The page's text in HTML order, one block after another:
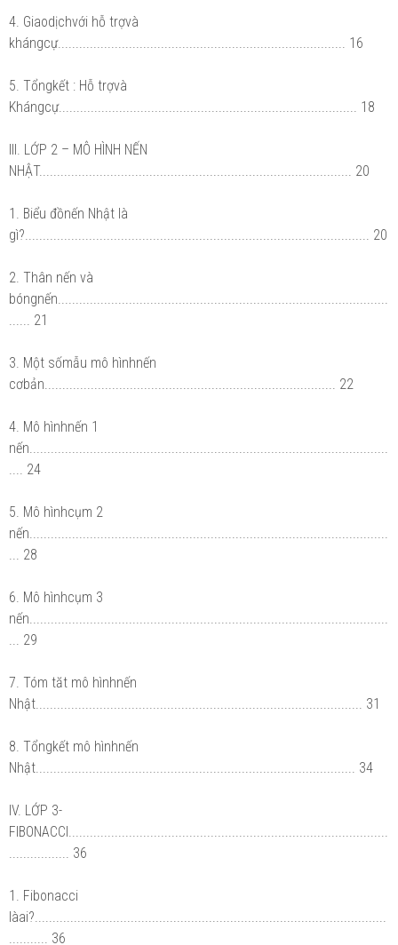
4. Giaodịchvới hỗ trợvà
khángcự................................................................................. 16
5. Tổngkết : Hỗ trợvà
Khángcự.................................................................................... 18
III. LỚP 2 – MÔ HÌNH NẾN
NHẬT........................................................................................ 20
1. Biểu đồnến Nhật là
gì?................................................................................................. 20
2. Thân nến và
bóngnến.............................................................................................
...... 21
3. Một sốmẫu mô hìnhnến
cơbản.................................................................................. 22
4. Mô hìnhnến 1
nến.....................................................................................................
.... 24
5. Mô hìnhcụm 2
nến.....................................................................................................
... 28
6. Mô hìnhcụm 3
nến.....................................................................................................
... 29
7. Tóm tăt mô hìnhnến
Nhật............................................................................................ 31
8. Tổngkết mô hìnhnến
Nhật.......................................................................................... 34
IV. LỚP 3-
FIBONACCI..........................................................................................
................. 36
1. Fibonacci
làai?...................................................................................................
........... 36